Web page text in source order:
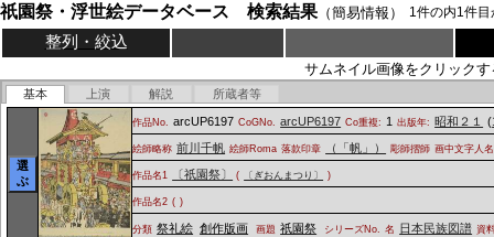
祇園祭・浮世絵データベース 検索結果（簡易情報） 1件の内1件目
整列・絞込
サムネイル画像をクリック
基本 上演 解説 所蔵者等
選
ぶ
作品No. arcUP6197 CoGNo. arcUP6197 Co重複: 1 出版年: 昭和２１ (
絵師略称 前川千帆 絵師Roma 落款印章 （「帆」） 彫師摺師 画中文字人名
作品名1 〔祇園祭〕 ( 〔ぎおんまつり〕 )
作品名2 ( )
分類 祭礼絵 創作版画 画題 祇園祭 シリーズNo. 名 日本民族図譜 資